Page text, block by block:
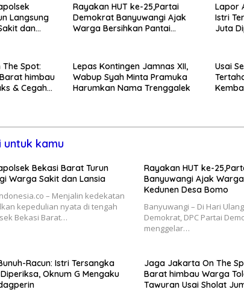
Langsung
dan
Rayakan HUT ke-25,Partai
Demokrat Banyuwangi Ajak
Warga Bersihkan Pantai
Lapor
Istri
Juta
Spot:
himbau
& Cegah
Lepas Kontingen Jamnas XII,
Wabup Syah Minta Pramuka
Harumkan Nama Trenggalek
Usai
untuk kamu
Bekasi Barat Turun
Warga Sakit dan Lansia
– Menjalin kedekatan
kepedulian nyata di tengah
Bekasi Barat…
Rayakan HUT ke-
Banyuwangi Ajak
Kedunen Desa Bomo
Banyuwangi – Di Hari
Demokrat, DPC Partai
menggelar…
Racun: Istri Tersangka
Oknum G Mengaku
Jaga Jakarta On The
Barat himbau Warga
Tawuran Usai Sholat